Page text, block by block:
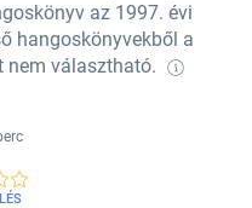
az 1997. évi
hangoskönyvekből a
nem választható.